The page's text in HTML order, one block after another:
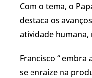
Com o tema, o
destaca os
atividade humana,
Francisco “lembra
se enraíze na